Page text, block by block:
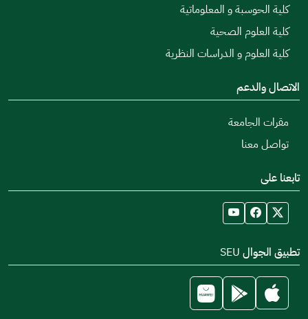
كلية الحوسبة و المعلوماتية
كلية العلوم الصحية
كلية العلوم و الدراسات النظرية
الاتصال والدعم
مقرات الجامعة
تواصل معنا
تابعنا على
تطبيق الجوال SEU